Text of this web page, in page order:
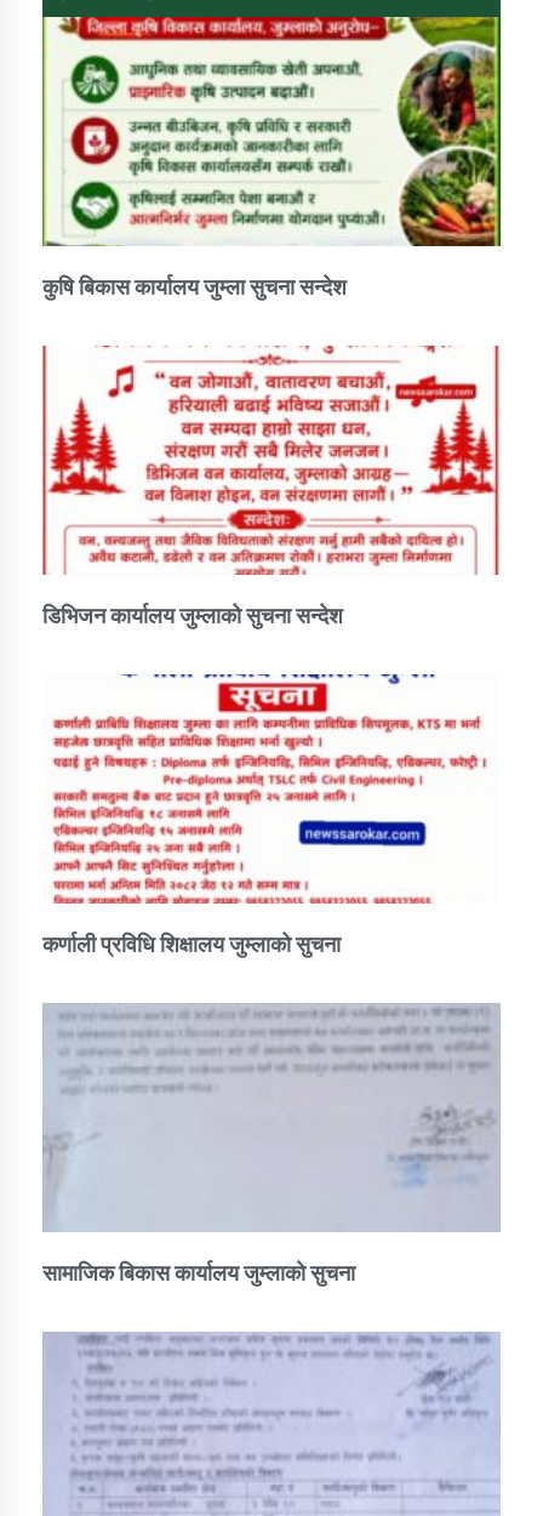
कुषि बिकास कार्यालय जुम्ला सुचना सन्देश
डिभिजन कार्यालय जुम्लाको सुचना सन्देश
कर्णाली प्रविधि शिक्षालय जुम्लाको सुचना
सामाजिक बिकास कार्यालय जुम्लाकाे सुचना